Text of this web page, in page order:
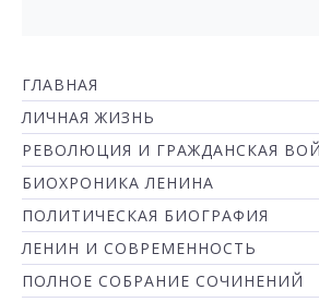
ГЛАВНАЯ
ЛИЧНАЯ ЖИЗНЬ
РЕВОЛЮЦИЯ И ГРАЖДАНСКАЯ
БИОХРОНИКА ЛЕНИНА
ПОЛИТИЧЕСКАЯ БИОГРАФИЯ
ЛЕНИН И СОВРЕМЕННОСТЬ
ПОЛНОЕ СОБРАНИЕ СОЧИНЕНИЙ